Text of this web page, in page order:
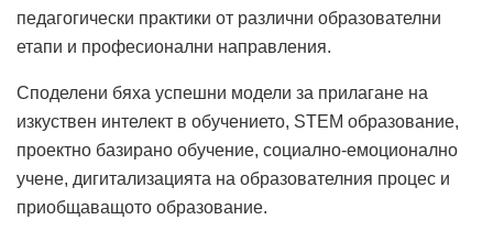
педагогически практики от различни образователни
етапи и професионални направления.
Споделени бяха успешни модели за прилагане на
изкуствен интелект в обучението, STEM образование,
проектно базирано обучение, социално-емоционално
учене, дигитализацията на образователния процес и
приобщаващото образование.